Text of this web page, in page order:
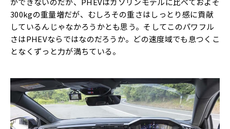
300kgの重量増だが、むしろその重さはしっとり感に貢献
しているんじゃなかろうかとも思う。そしてこのパワフル
さはPHEVならではなのだろうか。どの速度域でも息つくこ
となくずっと力が満ちている。